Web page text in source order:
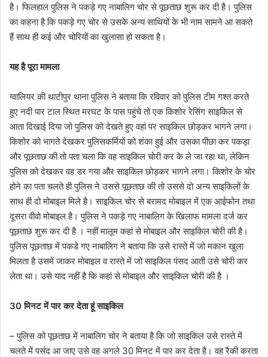
है। फिलहाल पुलिस ने पकड़े गए नाबालिग चोर से पूछताछ शुरू कर दी है। पुलिस
का कहना है कि पकड़े गए चोर से उसके अन्य साथियों के भी नाम सामने आ सकते
हैं साथ ही कई और चोरियों का खुलासा हो सकता है।
यह है पूरा मामला
ग्वालियर की थाटीपुर थाना पुलिस ने बताया कि रविवार को पुलिस टीम गश्त करते
हुए नदी पार टाल स्थित मरघट के पास पहुंचे तो एक किशोर रेसिंग साइकिल से
आता दिखाई दिया जो पुलिस को देखते हुए वहां पर साइकिल छोड़कर भागने लगा।
किशोर को भागते देखकर पुलिसकर्मियों को शंका हुई और उसका पीछा कर पकड़ा
और पूछताछ की तो पता चला कि वह साइकिल चोरी कर के ले जा रहा था, लेकिन
पुलिस को देखकर वह डर गया और साइकिल छोड़कर भागने लगा। किशोर के चोर
होने का पता चलते ही पुलिस ने उससे पूछताछ की तो उससे दो अन्य साइकिलों के
साथ ही दो मोबाइल मिले है। साइकिल चोर से बरामद मोबाइल में एक आईफोन तथा
दूसरा वीवो मोबाइल है। पुलिस ने पकड़े गए नाबालिग के खिलाफ मामला दर्ज कर
पूछताछ शुरू कर दी है । नहीं मालूम कहां से मोबाइल और साइकिल चोरी की है।
पुलिस पूछताछ में पकडे गए नाबालिग ने बताया कि उसे रास्ते में जो मकान खुला
मिलता है उसमें जाकर मोबाइल व रास्ते में जो साइकिल पंसद आती उसे चोरी कर
लेता था। उसे याद नहीं है कि कहां से मोबाइल और साइकिल चोरी की है ।
30 मिनट में पार कर देता हूं साइकिल
– पुलिस को पूछताछ में नाबालिग चोर ने बताया है कि जो साइकिल उसे रास्ते में
चलते में पसंद आ जाए उसे वह अगले 30 मिनट में पार कर देता है। वह रैकी करता